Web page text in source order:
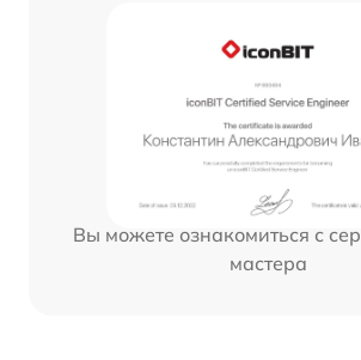
Вы можете ознакомиться с
мастера